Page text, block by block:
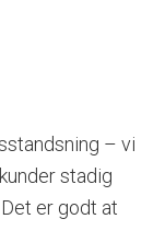
– vi
stadig
er godt at